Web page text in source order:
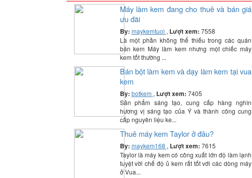
Máy làm kem đang cho thuê và bán giá
ưu đãi
By: maykemtuoi , Lượt xem: 7558
Là một phần không thể thiếu trong các quán
bán kem Máy làm kem nhưng một chiếc máy
kem tốt thường ...
Bán bột làm kem và dạy làm kem tại vua
kem
By: botkem , Lượt xem: 7405
Sản phẩm sáng tạo, cung cấp hàng nghìn
hương vị sáng tạo của Ý và thành công cung
cấp nguyên liệu ke...
Thuê máy kem Taylor ở đâu?
By: maykem168 , Lượt xem: 7615
Taylor là máy kem có công xuất lớn độ làm lạnh
tuyệt vời chế độ ủ kem rất tốt với các dòng máy
ở Vua...